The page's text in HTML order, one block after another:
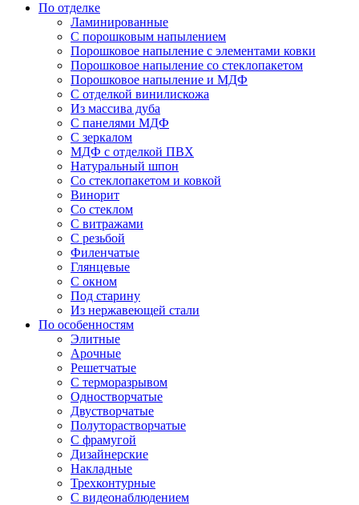
По отделке
Ламинированные
С порошковым напылением
Порошковое напыление с элементами ковки
Порошковое напыление со стеклопакетом
Порошковое напыление и МДФ
С отделкой винилискожа
Из массива дуба
С панелями МДФ
С зеркалом
МДФ с отделкой ПВХ
Натуральный шпон
Со стеклопакетом и ковкой
Винорит
Со стеклом
С витражами
С резьбой
Филенчатые
Глянцевые
С окном
Под старину
Из нержавеющей стали
По особенностям
Элитные
Арочные
Решетчатые
С терморазрывом
Одностворчатые
Двустворчатые
Полуторастворчатые
С фрамугой
Дизайнерские
Накладные
Трехконтурные
С видеонаблюдением